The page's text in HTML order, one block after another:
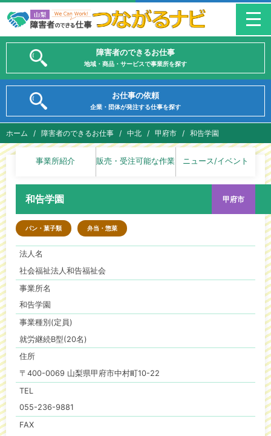
障害者のできるお仕事
地域・商品・サービスで事業所を探す
お仕事の依頼
企業・団体が発注する仕事を探す
ホーム / 障害者のできるお仕事 / 中北 / 甲府市 / 和告学園
事業所紹介 販売・受注可能な作業 ニュース/イベント
和告学園 甲府市
パン・菓子類 弁当・惣菜
法人名
社会福祉法人和告福祉会
事業所名
和告学園
事業種別(定員)
就労継続B型(20名)
住所
〒400-0069 山梨県甲府市中村町10-22
TEL
055-236-9881
FAX